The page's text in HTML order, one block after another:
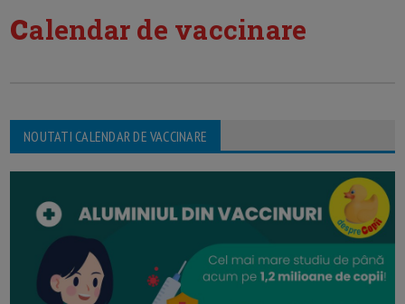
calendar de vaccinare
NOUTATI CALENDAR DE VACCINARE